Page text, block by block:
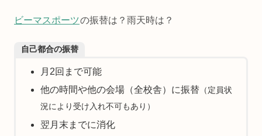
ビーマスポーツの振替は？雨天時は？
自己都合の振替
月2回まで可能
他の時間や他の会場（全校舎）に振替（定員状
況により受け入れ不可もあり）
翌月末までに消化